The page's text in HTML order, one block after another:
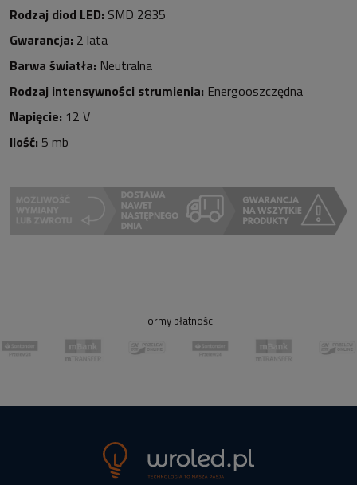
Rodzaj diod LED: SMD 2835
Gwarancja: 2 lata
Barwa światła: Neutralna
Rodzaj intensywności strumienia: Energooszczędna
Napięcie: 12 V
Ilość: 5 mb
Formy płatności